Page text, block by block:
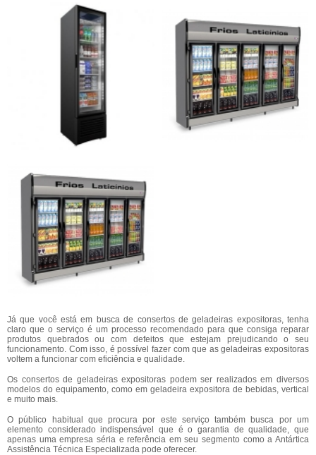
Já que você está em busca de consertos de geladeiras expositoras, tenha
claro que o serviço é um processo recomendado para que consiga reparar
produtos quebrados ou com defeitos que estejam prejudicando o seu
funcionamento. Com isso, é possível fazer com que as geladeiras expositoras
voltem a funcionar com eficiência e qualidade.
Os consertos de geladeiras expositoras podem ser realizados em diversos
modelos do equipamento, como em geladeira expositora de bebidas, vertical
e muito mais.
O público habitual que procura por este serviço também busca por um
elemento considerado indispensável que é o garantia de qualidade, que
apenas uma empresa séria e referência em seu segmento como a Antártica
Assistência Técnica Especializada pode oferecer.